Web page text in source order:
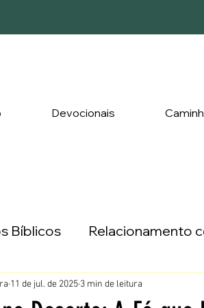
Devocionais
Bíblicos Relacionamento
a Três Lançamentos
11 de jul. de 2025 3 min de leitura